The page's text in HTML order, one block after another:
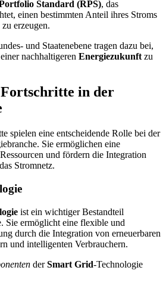
Standard (RPS), das
einen bestimmten Anteil ihres Stroms
erzeugen.
und Staatenebene tragen dazu bei,
nachhaltigeren Energiezukunft zu
Fortschritte in der
spielen eine entscheidende Rolle bei der
Sie ermöglichen eine
und fördern die Integration
Stromnetz.
ist ein wichtiger Bestandteil
Sie ermöglicht eine flexible und
durch die Integration von erneuerbaren
und intelligenten Verbrauchern.
derSmart Grid-Technologie